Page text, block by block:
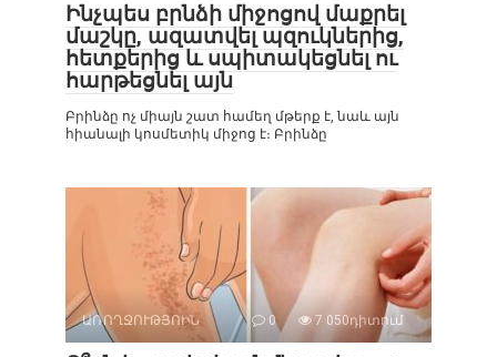
Ինչպես բրնձի միջոցով մաքրել
մաշկը, ազատվել պզուկներից,
հետքերից և սպիտակեցնել ու
հարթեցնել այն
Բրինձը ոչ միայն շատ համեղ մթերք է, նաև այն
հիանալի կոսմետիկ միջոց է։ Բրինձը
ԱՌՈՂՋՈՒԹՅՈԻՆ 0 7 050դիտում